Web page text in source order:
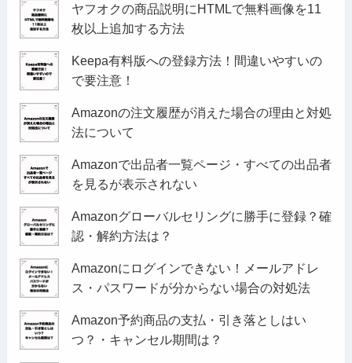
ヤフオクの商品説明にHTMLで無料画像を11
枚以上追加する方法
Keepa有料版への登録方法！間違いやすいの
で要注意！
Amazonの注文履歴が消えた場合の理由と対処
法について
Amazonで出品者一覧ページ・すべての出品者
を見るが表示されない
Amazonグローバルセリングに勝手に登録？確
認・解約方法は？
Amazonにログインできない！メールアドレ
ス・パスワードが分からない場合の対処法
Amazon予約商品の支払・引き落としはい
つ？・キャンセル期間は？